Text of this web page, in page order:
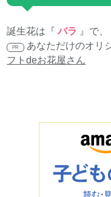
誕生花は『バラ 』で
PR あなただけのオリ
フトdeお花屋さん